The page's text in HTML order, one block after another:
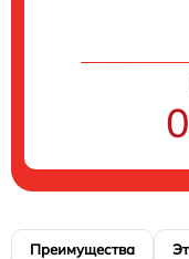
Преимущества